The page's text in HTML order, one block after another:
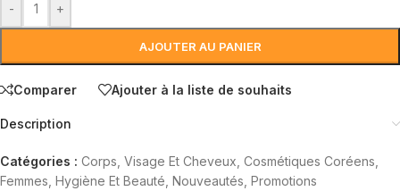
- +
AJOUTER AU PANIER
Comparer Ajouter à la liste de souhaits
Description
Catégories : Corps, Visage Et Cheveux Cosmétiques Coréens
Femmes Hygiène Et Beauté Nouveautés Promotions